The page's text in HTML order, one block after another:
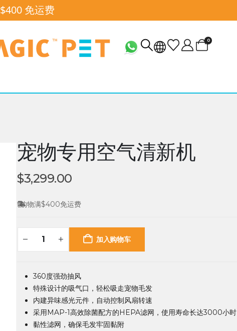
$400 免运费
0
宠物专用空气清新机
$3,299.00
购物满$400免运费
加入购物车
360度强劲抽风
特殊设计的吸气口，轻松吸走宠物毛发
内建异味感光元件，自动控制风扇转速
采用MAP-1高效除菌配方的HEPA滤网，使用寿命长达3000小时
黏性滤网，确保毛发牢固黏附